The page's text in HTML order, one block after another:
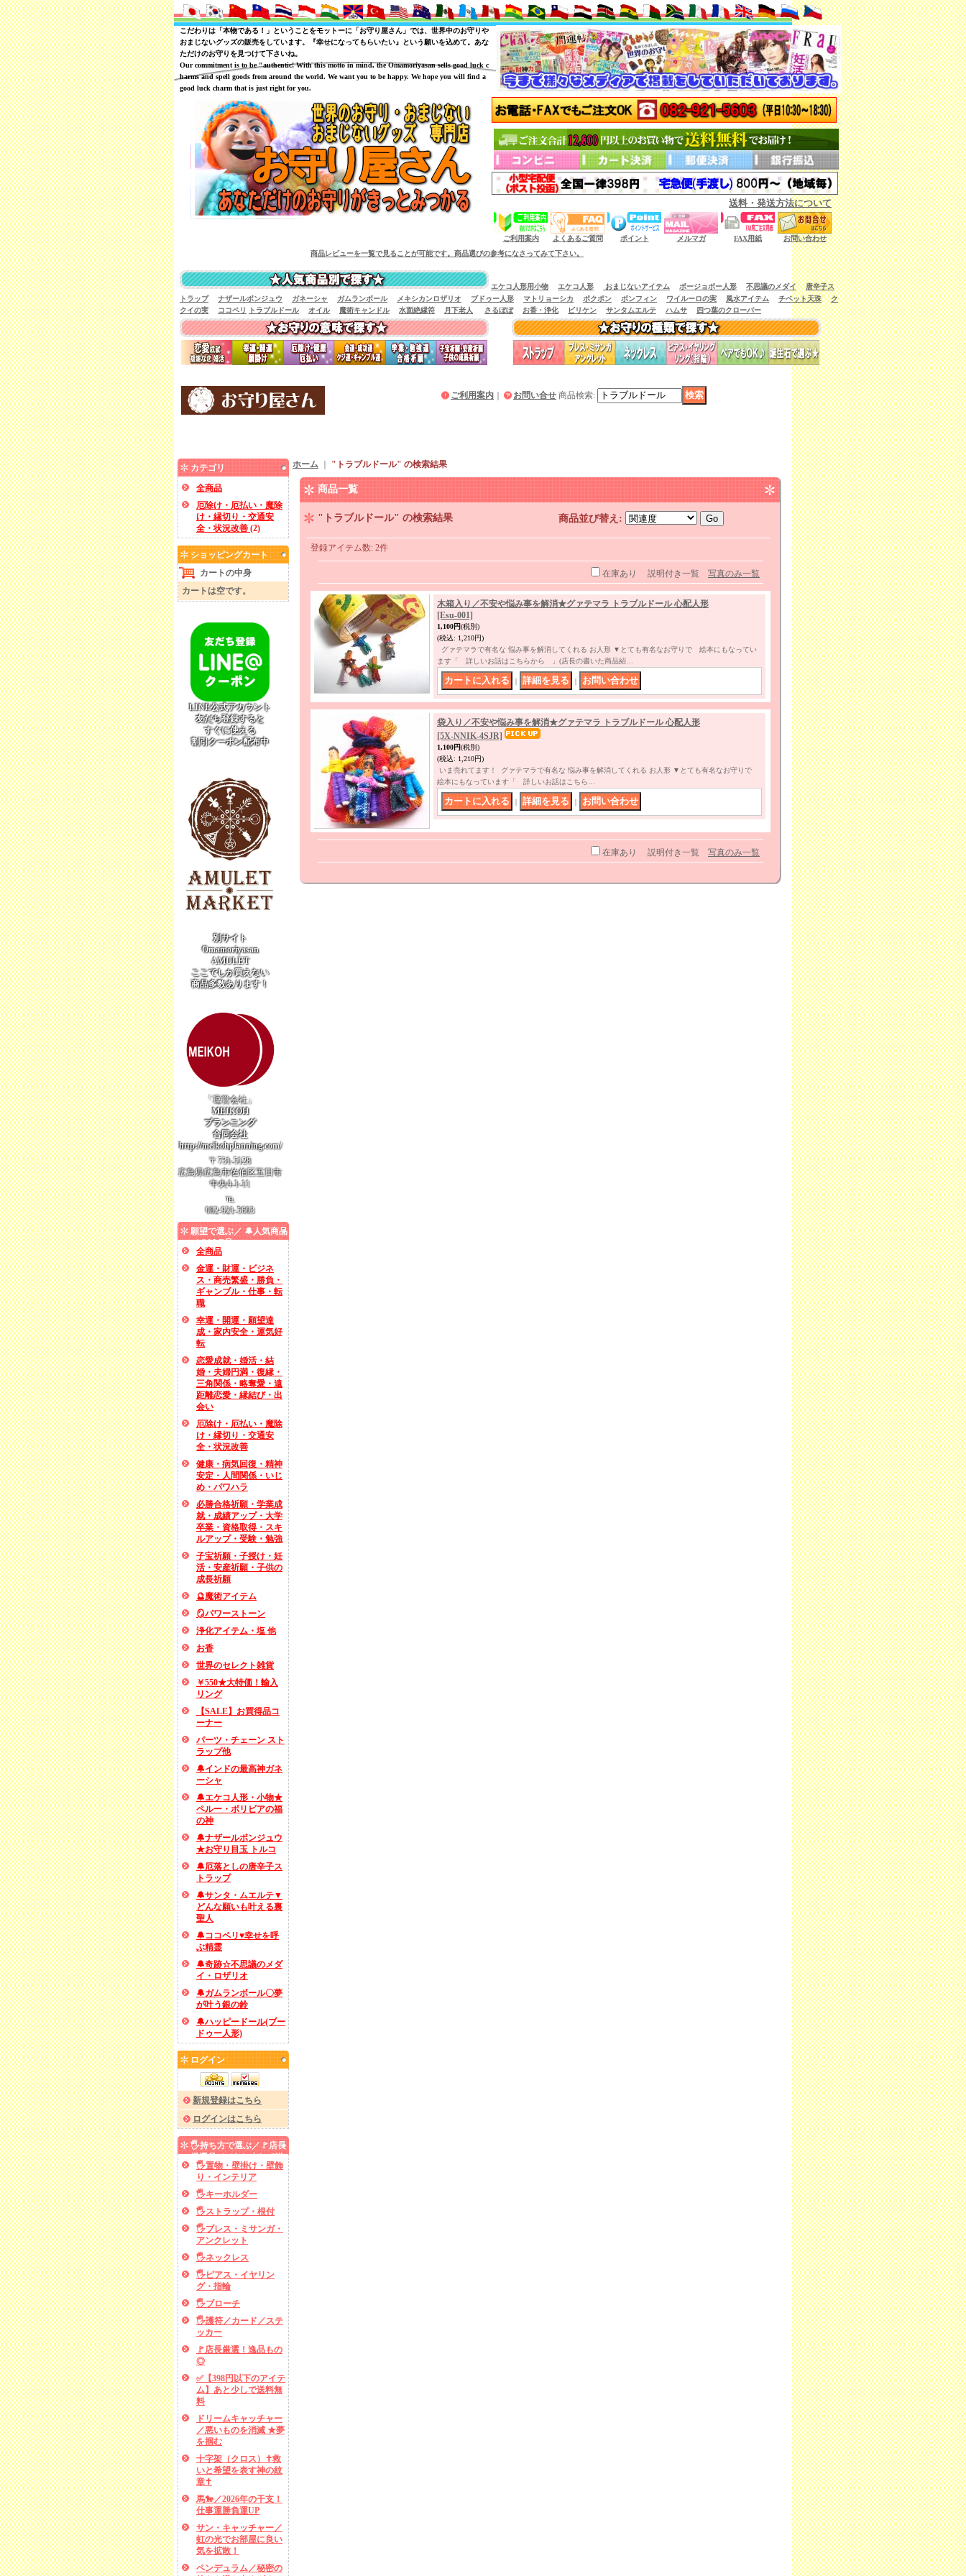
こだわりは「本物である！」ということをモットーに「お守り屋さん」では、世界中のお守りや
おまじないグッズの販売をしています。『幸せになってもらいたい』という願いを込めて。あな
ただけのお守りを見つけて下さいね。
Our commitment is to be "authentic! With this motto in mind, the Omamoriyasan sells good luck c
harms and spell goods from around the world. We want you to be happy. We hope you will find a
good luck charm that is just right for you.
送料・発送方法について
ご利用案内 よくあるご質問 ポイント メルマガ FAX用紙
お問い合わせ
商品レビューを一覧で見ることが可能です。商品選びの参考になさってみて下さい。
エケコ人形用小物 エケコ人形 おまじないアイテム ボージョボー人形 不思議のメダイ
唐辛子ス
トラップ
ナザールボンジュウ ガネーシャ ガムランボール メキシカンロザリオ ブドゥー人形 マトリョーシカ ポクポン ボンフィン ワイルーロの実 風水アイテム チベット天珠
ク
クイの実
ココペリ トラブルドール オイル 魔術キャンドル 水面絶縁符 月下老人 さるぼぼ お香・浄化 ビリケン サンタムエルテ ハムサ 四つ葉のクローバー
ご利用案内 お問い合せ 商品検索:
カテゴリ
全商品
厄除け・厄払い・魔除
け・縁切り・交通安
全・状況改善 (2)
ショッピングカート
カートの中身
カートは空です。
LINE公式アカウント
友だち登録すると
すぐに使える
割引クーポン配布中
別サイト
Omamoriyasan
AMULET
ここでしか買えない
商品多数あります！
「運営会社」
MEIKOH
プランニング
合同会社
http://meikohplanning.com/
〒731-5128
広島県広島市佐伯区五日市
中央4-1-11
℡
082-921-5603
願望で選ぶ／ 🔔人気商品
／ SALE品
全商品
金運・財運・ビジネ
ス・商売繁盛・勝負・
ギャンブル・仕事・転
職
幸運・開運・願望達
成・家内安全・運気好
転
恋愛成就・婚活・結
婚・夫婦円満・復縁・
三角関係・略奪愛・遠
距離恋愛・縁結び・出
会い
厄除け・厄払い・魔除
け・縁切り・交通安
全・状況改善
健康・病気回復・精神
安定・人間関係・いじ
め・パワハラ
必勝合格祈願・学業成
就・成績アップ・大学
卒業・資格取得・スキ
ルアップ・受験・勉強
子宝祈願・子授け・妊
活・安産祈願・子供の
成長祈願
🔮魔術アイテム
🪞パワーストーン
浄化アイテム・塩 他
お香
世界のセレクト雑貨
￥550★大特価！輸入
リング
【SALE】お買得品コ
ーナー
パーツ・チェーン スト
ラップ他
🔔インドの最高神ガネ
ーシャ
🔔エケコ人形・小物★
ペルー・ボリビアの福
の神
🔔ナザールボンジュウ
★お守り目玉 トルコ
🔔厄落としの唐辛子ス
トラップ
🔔サンタ・ムエルテ▼
どんな願いも叶える裏
聖人
🔔ココペリ♥幸せを呼
ぶ精霊
🔔奇跡☆不思議のメダ
イ・ロザリオ
🔔ガムランボール〇夢
が叶う銀の鈴
🔔ハッピードール(ブー
ドゥー人形)
ログイン
新規登録はこちら
ログインはこちら
🖐️持ち方で選ぶ／🚩店長
厳選品／✅あと少しで送
料無料
🖐️置物・壁掛け・壁飾
り・インテリア
🖐️キーホルダー
🖐️ストラップ・根付
🖐️ブレス・ミサンガ・
アンクレット
🖐️ネックレス
🖐️ピアス・イヤリン
グ・指輪
🖐️ブローチ
🖐️護符／カード／ステ
ッカー
🚩店長厳選！逸品もの
◎
✅【398円以下のアイテ
ム】あと少しで送料無
料
ドリームキャッチャー
／悪いものを消滅 ★夢
を掴む
十字架（クロス）✝救
いと希望を表す神の紋
章✝
馬🐎／2026年の干支！
仕事運勝負運UP
サン・キャッチャー／
虹の光でお部屋に良い
気を拡散！
ペンデュラム／秘密の
ホーム "トラブルドール" の検索結果
商品一覧
"トラブルドール" の検索結果 商品並び替え :
登録アイテム数: 2件
在庫あり 説明付き一覧 写真のみ一覧
木箱入り／不安や悩み事を解消★グァテマラ トラブルドール 心配人形
[Esu-001]
1,100円(税別)
(税込: 1,210円)
グァテマラで有名な 悩み事を解消してくれる お人形 ▼とても有名なお守りで 絵本にもなってい
ます「 詳しいお話はこちらから 」(店長の書いた商品紹…
｜ ｜
袋入り／不安や悩み事を解消★グァテマラ トラブルドール 心配人形
[5X-NNIK-4SJR]
1,100円(税別)
(税込: 1,210円)
いま売れてます！ グァテマラで有名な 悩み事を解消してくれる お人形 ▼とても有名なお守りで
絵本にもなっています「 詳しいお話はこちら…
｜ ｜
在庫あり 説明付き一覧 写真のみ一覧